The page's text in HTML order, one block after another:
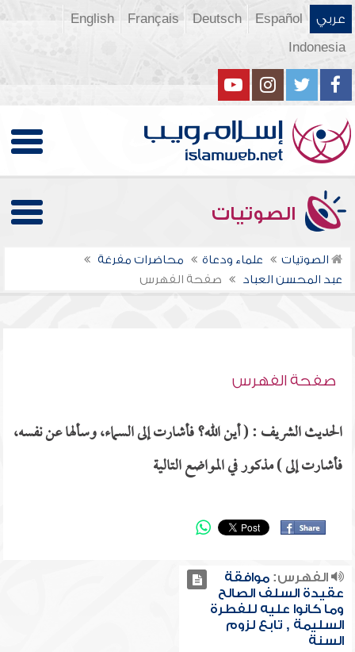
عربي Español
Deutsch
Français
English
Indonesia
الصوتيات
الصوتيات علماء ودعاة
محاضرات مفرغة
عبد المحسن العباد
صفحة الفهرس
صفحة الفهرس
الحديث الشريف : ( أين الله؟ فأشارت إلى السماء، وسألها عن نفسه،
فأشارت إلى ) مذكور في المواضع التالية
الفهرس:موافقة
عقيدة السلف الصالح
وما كانوا عليه للفطرة
السليمة , تابع لزوم
السنة